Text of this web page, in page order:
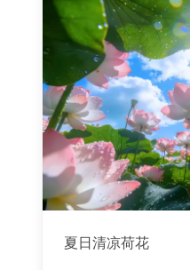
夏日清凉荷花